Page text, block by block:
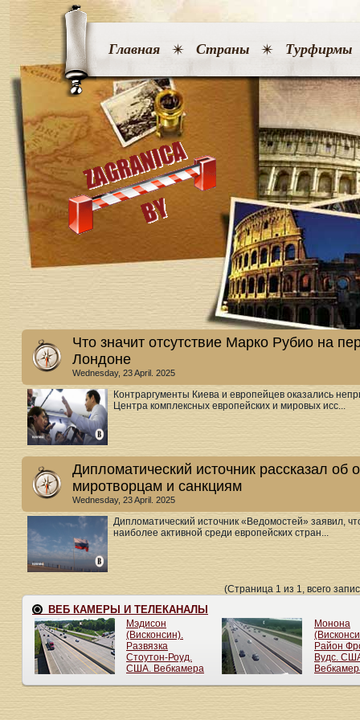
Главная Страны Турфирмы
Что значит отсутствие Марко Рубио на
Лондоне
Wednesday, 23 April. 2025
Контраргументы Киева и европейцев оказались
Центра комплексных европейских и мировых исс...
Дипломатический источник рассказал
миротворцам и санкциям
Wednesday, 23 April. 2025
Дипломатический источник «Ведомостей» заявил,
наиболее активной среди европейских стран...
(Страница 1 из 1, всего